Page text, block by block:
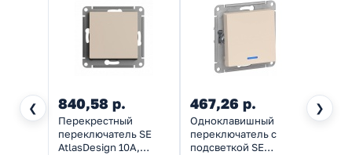
❮ ❯
840,58 р.
Перекрестный
переключатель SE
AtlasDesign 10A,
467,26 р.
Одноклавишный
переключатель с
подсветкой SE